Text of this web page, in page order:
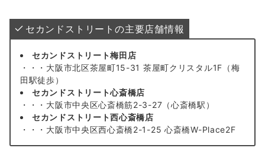
セカンドストリートの主要店舗情報
セカンドストリート梅田店
・・・大阪市北区茶屋町15-31 茶屋町クリスタル1F（梅
田駅徒歩）
セカンドストリート心斎橋店
・・・大阪市中央区心斎橋筋2-3-27（心斎橋駅）
セカンドストリート西心斎橋店
・・・大阪市中央区西心斎橋2-1-25 心斎橋W-Place2F